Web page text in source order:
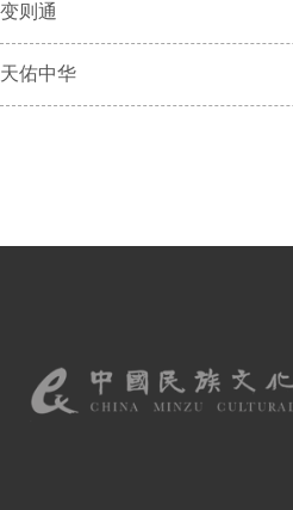
变则通
天佑中华